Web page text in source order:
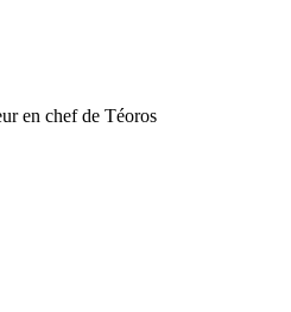
en chef de Téoros